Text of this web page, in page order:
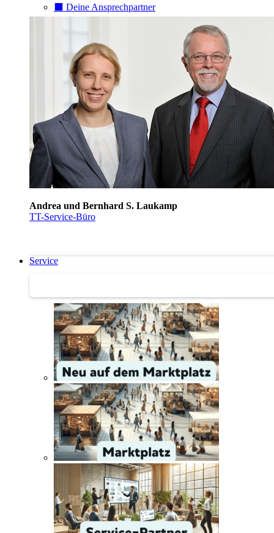
⬛️ Deine Ansprechpartner
Andrea und Bernhard S. Laukamp
TT-Service-Büro
Service